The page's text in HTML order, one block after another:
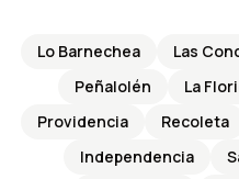
Lo Barnechea Las
Peñalolén
La
Providencia
Recoleta
Independencia